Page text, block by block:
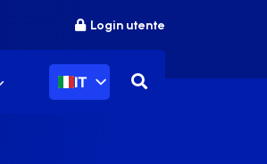
Login utente
IT